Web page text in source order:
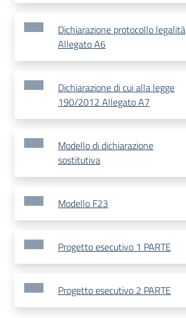
Dichiarazione protocollo legalità
Allegato A6
Dichiarazione di cui alla legge
190/2012 Allegato A7
Modello di dichiarazione
sostitutiva
Modello F23
Progetto esecutivo 1 PARTE
Progetto esecutivo 2 PARTE